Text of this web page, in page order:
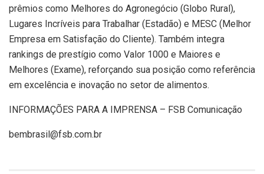
prêmios como Melhores do Agronegócio (Globo Rural),
Lugares Incríveis para Trabalhar (Estadão) e MESC (Melhor
Empresa em Satisfação do Cliente). Também integra
rankings de prestígio como Valor 1000 e Maiores e
Melhores (Exame), reforçando sua posição como referência
em excelência e inovação no setor de alimentos.
INFORMAÇÕES PARA A IMPRENSA – FSB Comunicação
bembrasil@fsb.com.br